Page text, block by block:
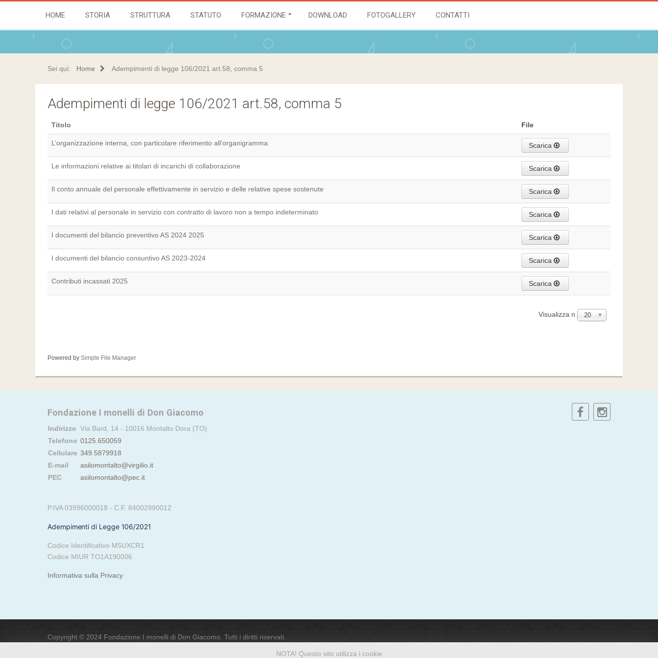
HOME STORIA STRUTTURA STATUTO FORMAZIONE DOWNLOAD FOTOGALLERY CONTATTI
Sei qui: Home Adempimenti di legge 106/2021 art.58, comma 5
Adempimenti di legge 106/2021 art.58, comma 5
Titolo File
Visualizza n. 20
L’organizzazione interna, con particolare riferimento all’organigramma Scarica
Le informazioni relative ai titolari di incarichi di collaborazione Scarica
Il conto annuale del personale effettivamente in servizio e delle relative spese sostenute Scarica
I dati relativi al personale in servizio con contratto di lavoro non a tempo indeterminato Scarica
I documenti del bilancio preventivo AS 2024 2025 Scarica
I documenti del bilancio consuntivo AS 2023-2024 Scarica
Contributi incassati 2025 Scarica
Powered by Simple File Manager
Fondazione I monelli di Don Giacomo
Indirizzo Via Bard, 14 - 10016 Montalto Dora (TO)
Telefono 0125.650059
Cellulare 349.5879918
E-mail
asilomontalto@virgilio.it
PEC
asilomontalto@pec.it
P.IVA 03996000018 - C.F. 84002990012
Adempimenti di Legge 106/2021
Codice Identificativo M5UXCR1
Codice MIUR TO1A190006
Informativa sulla Privacy
Copyright © 2024 Fondazione I monelli di Don Giacomo. Tutti i diritti riservati.
NOTA! Questo sito utilizza i cookie